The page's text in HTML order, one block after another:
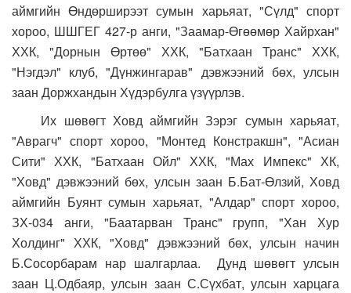
аймгийн Өндөрширээт сумын харьяат, "Сүлд" спорт
хороо, ШШГЕГ 427-р анги, "Заамар-Өгөөмөр Хайрхан"
ХХК, "Дорнын Өртөө" ХХК, "Батхаан Транс" ХХК,
"Нэгдэл" клуб, "Дүнжингарав" дэвжээний бөх, улсын
заан Доржхандын Хүдэрбулга үзүүрлэв.
Их шөвөгт Ховд аймгийн Зэрэг сумын харьяат,
"Аврагч" спорт хороо, "Монтед Констракшн", "Асиан
Сити" ХХК, "Батхаан Ойл" ХХК, "Мах Импекс" ХК,
"Ховд" дэвжээний бөх, улсын заан Б.Бат-Өлзий, Ховд
аймгийн Буянт сумын харьяат, "Алдар" спорт хороо,
ЗХ-034 анги, "Баатарван Транс" групп, "Хан Хур
Холдинг" ХХК, "Ховд" дэвжээний бөх, улсын начин
Б.Сосорбарам нар шалгарлаа. Дунд шөвөгт улсын
заан Ц.Одбаяр, улсын заан С.Сүхбат, улсын харцага